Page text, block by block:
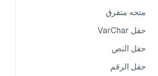
متجه متفرق
حقل VarChar
حقل النص
حقل الرقم